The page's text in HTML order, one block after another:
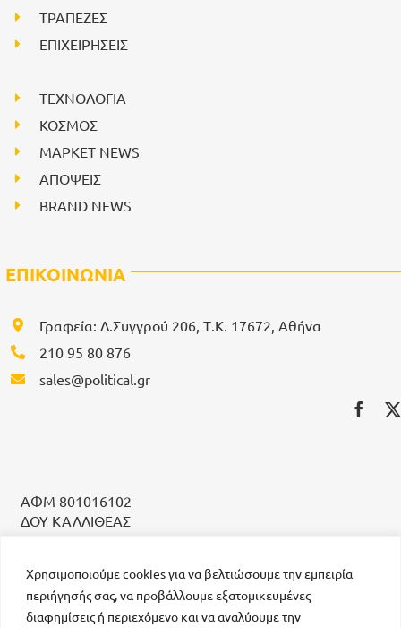
Χρησιμοποιούμε cookies για να βελτιώσουμε την εμπειρία
περιήγησής σας, να προβάλλουμε εξατομικευμένες
διαφημίσεις ή περιεχόμενο και να αναλύουμε την
ΤΡΑΠΕΖΕΣ
ΕΠΙΧΕΙΡΗΣΕΙΣ
ΤΕΧΝΟΛΟΓΙΑ
ΚΟΣΜΟΣ
ΜΑΡΚΕΤ NEWS
ΑΠΟΨΕΙΣ
BRAND NEWS
ΕΠΙΚΟΙΝΩΝΙΑ
Γραφεία: Λ.Συγγρού 206, Τ.Κ. 17672, Αθήνα
210 95 80 876
sales@political.gr
ΑΦΜ 801016102
ΔΟΥ ΚΑΛΛΙΘΕΑΣ